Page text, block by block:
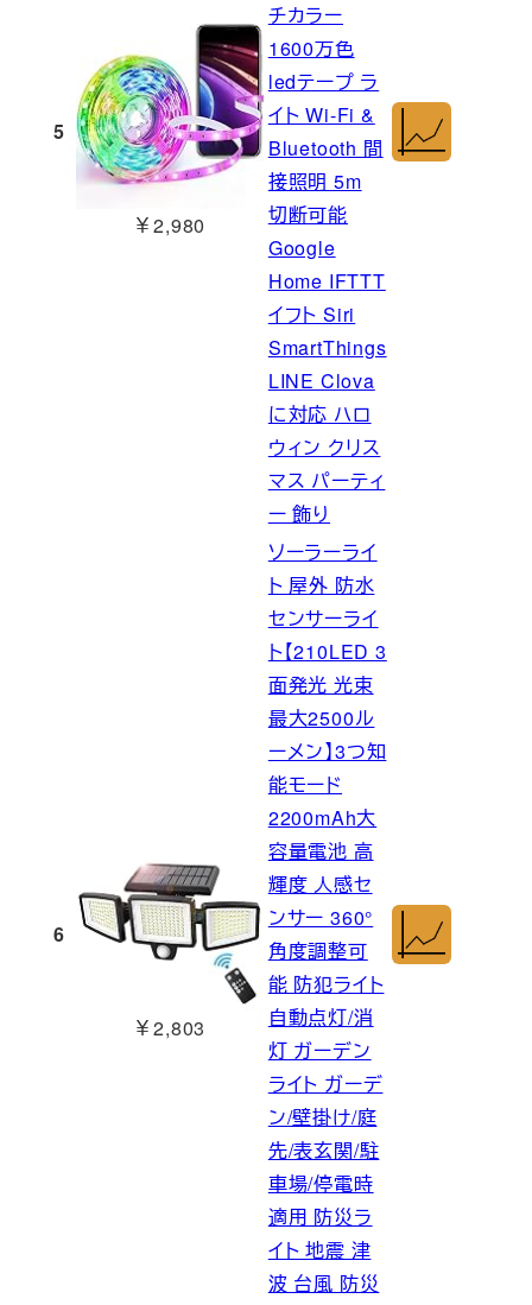
5
￥2,980
チカラー
1600万色
ledテープ ラ
イト Wi-Fi &
Bluetooth 間
接照明 5m
切断可能
Google
Home IFTTT
イフト Siri
SmartThings
LINE Clova
に対応 ハロ
ウィン クリス
マス パーティ
ー 飾り
6
￥2,803
ソーラーライ
ト 屋外 防水
センサーライ
ト【210LED 3
面発光 光束
最大2500ル
ーメン】3つ知
能モード
2200mAh大
容量電池 高
輝度 人感セ
ンサー 360°
角度調整可
能 防犯ライト
自動点灯/消
灯 ガーデン
ライト ガーデ
ン/壁掛け/庭
先/表玄関/駐
車場/停電時
適用 防災ラ
イト 地震 津
波 台風 防災